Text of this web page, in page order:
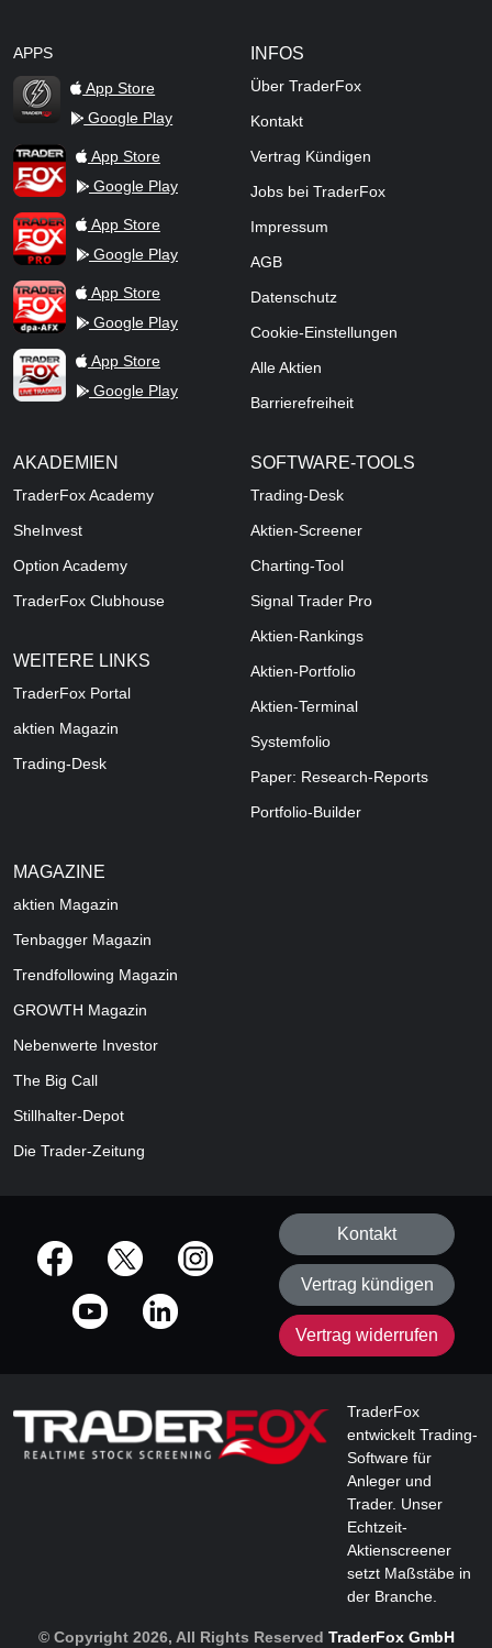
APPS
TraderFox Flash
App Store
Google Play
TraderFox AppApp Store
Google Play
TraderFox ProApp Store
Google Play
TraderFox dpa-AFX ProFeed
App Store
Google Play
TraderFox Live Trading
App Store
Google Play
INFOS
Über TraderFox
Kontakt
Vertrag Kündigen
Jobs bei TraderFox
Impressum
AGB
Datenschutz
Cookie-Einstellungen
Alle Aktien
Barrierefreiheit
AKADEMIEN
TraderFox Academy
SheInvest
Option Academy
TraderFox Clubhouse
WEITERE LINKS
TraderFox Portal
aktien Magazin
Trading-Desk
SOFTWARE-TOOLS
Trading-Desk
Aktien-Screener
Charting-Tool
Signal Trader Pro
Aktien-Rankings
Aktien-Portfolio
Aktien-Terminal
Systemfolio
Paper: Research-Reports
Portfolio-Builder
MAGAZINE
aktien Magazin
Tenbagger Magazin
Trendfollowing Magazin
GROWTH Magazin
Nebenwerte Investor
The Big Call
Stillhalter-Depot
Die Trader-Zeitung
offizielle Social Media-Accounts
Kontakt
Vertrag kündigen
Vertrag widerrufen
TraderFox
entwickelt Trading-
Software für
Anleger und
Trader. Unser
Echtzeit-
Aktienscreener
setzt Maßstäbe in
der Branche.
© Copyright 2026, All Rights Reserved TraderFox GmbH